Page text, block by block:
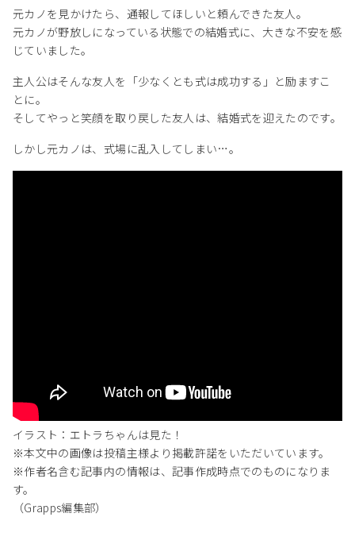
元カノを見かけたら、通報してほしいと頼んできた友人。
元カノが野放しになっている状態での結婚式に、大きな不安を感
じていました。
主人公はそんな友人を「少なくとも式は成功する」と励ますこ
とに。
そしてやっと笑顔を取り戻した友人は、結婚式を迎えたのです。
しかし元カノは、式場に乱入してしまい…。
イラスト：エトラちゃんは見た！
※本文中の画像は投稿主様より掲載許諾をいただいています。
※作者名含む記事内の情報は、記事作成時点でのものになりま
す。
（Grapps編集部）